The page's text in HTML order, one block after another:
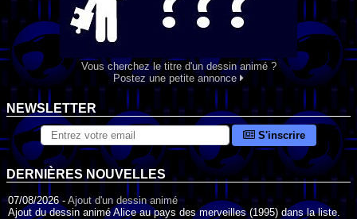
Vous cherchez le titre d'un dessin animé ?
Postez une petite annonce
NEWSLETTER
S'inscrire
DERNIÈRES NOUVELLES
07/08/2026 -Ajout d'un dessin animé
Ajout du dessin animé Alice au pays des merveilles (1995) dans la liste.